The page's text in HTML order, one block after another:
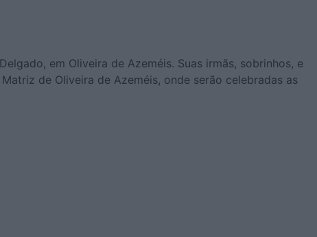
em Oliveira de Azeméis. Suas irmãs, sobrinhos, e
de Oliveira de Azeméis, onde serão celebradas as